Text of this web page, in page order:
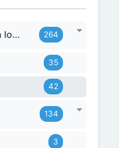
Bộ ấm chén (ấm trà) in logo 264
35
42
134
3